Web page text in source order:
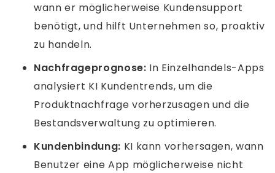
wann er möglicherweise Kundensupport
benötigt, und hilft Unternehmen so, proaktiv
zu handeln.
Nachfrageprognose: In Einzelhandels-Apps
analysiert KI Kundentrends, um die
Produktnachfrage vorherzusagen und die
Bestandsverwaltung zu optimieren.
Kundenbindung: KI kann vorhersagen, wann
Benutzer eine App möglicherweise nicht